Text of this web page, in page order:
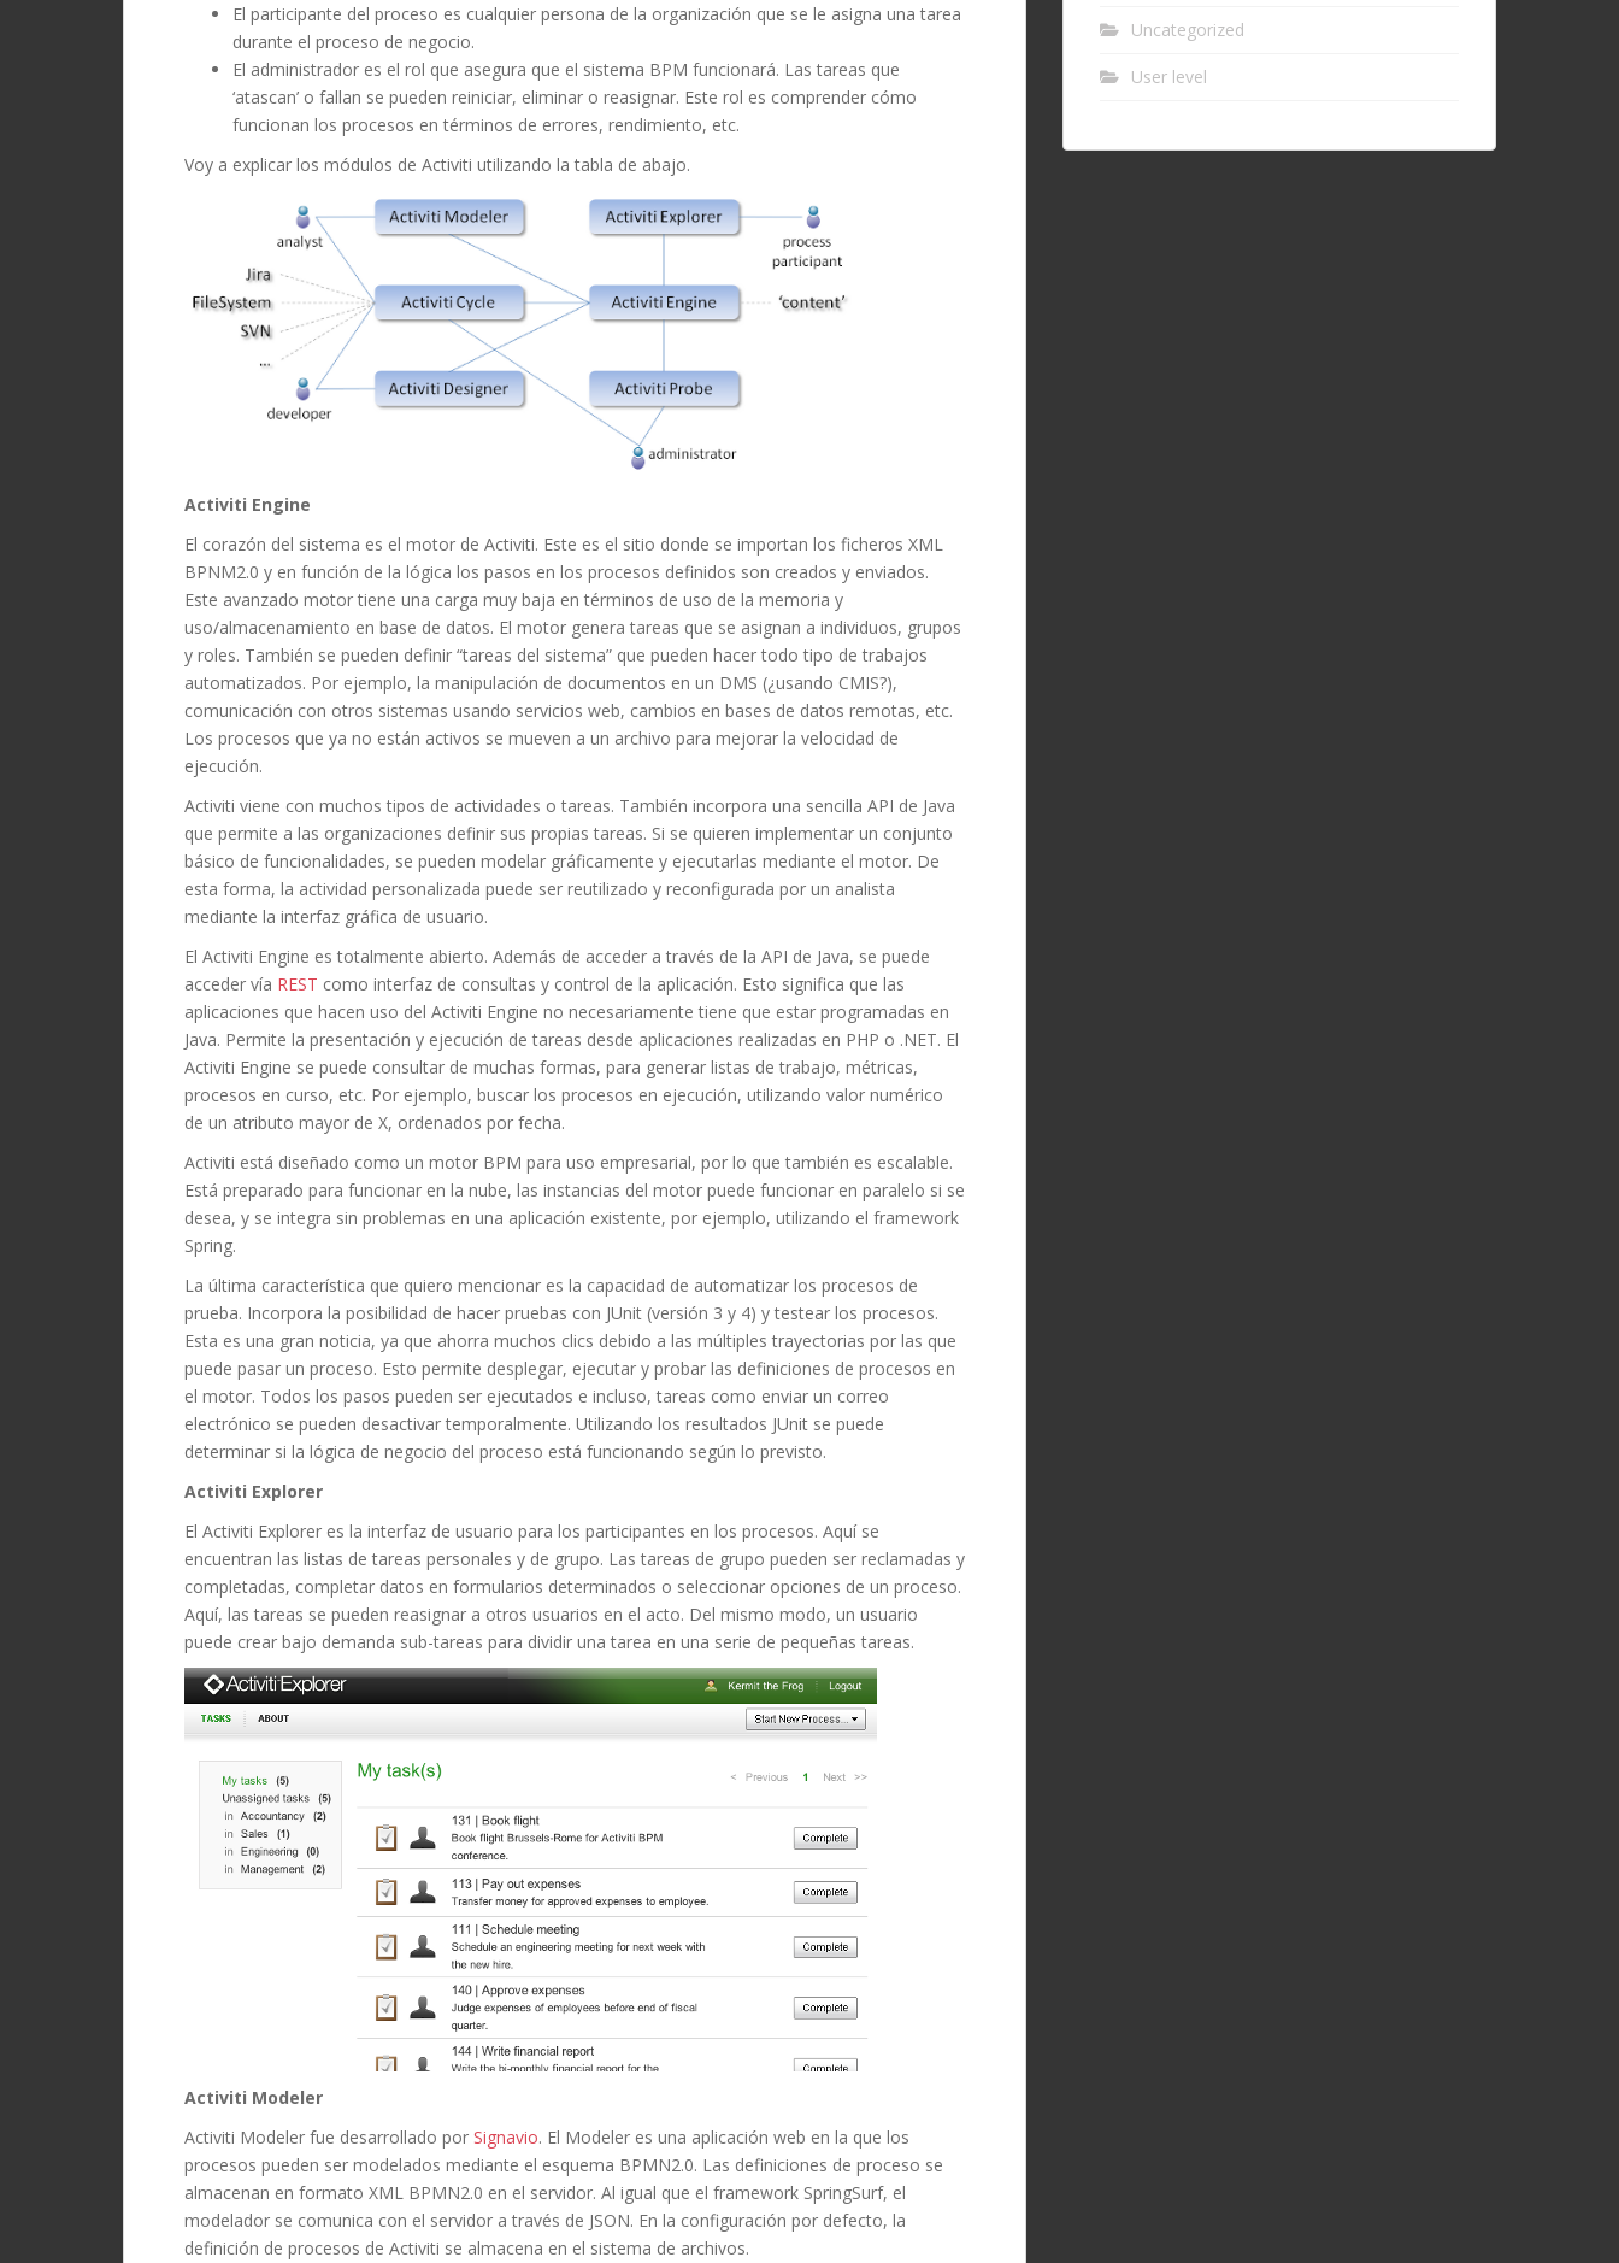
El participante del proceso es cualquier persona de la organización que se le asigna una tarea
durante el proceso de negocio.
El administrador es el rol que asegura que el sistema BPM funcionará. Las tareas que
‘atascan’ o fallan se pueden reiniciar, eliminar o reasignar. Este rol es comprender cómo
funcionan los procesos en términos de errores, rendimiento, etc.
Voy a explicar los módulos de Activiti utilizando la tabla de abajo.
Activiti Engine
El corazón del sistema es el motor de Activiti. Este es el sitio donde se importan los ficheros XML
BPNM2.0 y en función de la lógica los pasos en los procesos definidos son creados y enviados.
Este avanzado motor tiene una carga muy baja en términos de uso de la memoria y
uso/almacenamiento en base de datos. El motor genera tareas que se asignan a individuos, grupos
y roles. También se pueden definir “tareas del sistema” que pueden hacer todo tipo de trabajos
automatizados. Por ejemplo, la manipulación de documentos en un DMS (¿usando CMIS?),
comunicación con otros sistemas usando servicios web, cambios en bases de datos remotas, etc.
Los procesos que ya no están activos se mueven a un archivo para mejorar la velocidad de
ejecución.
Activiti viene con muchos tipos de actividades o tareas. También incorpora una sencilla API de Java
que permite a las organizaciones definir sus propias tareas. Si se quieren implementar un conjunto
básico de funcionalidades, se pueden modelar gráficamente y ejecutarlas mediante el motor. De
esta forma, la actividad personalizada puede ser reutilizado y reconfigurada por un analista
mediante la interfaz gráfica de usuario.
El Activiti Engine es totalmente abierto. Además de acceder a través de la API de Java, se puede
acceder vía REST como interfaz de consultas y control de la aplicación. Esto significa que las
aplicaciones que hacen uso del Activiti Engine no necesariamente tiene que estar programadas en
Java. Permite la presentación y ejecución de tareas desde aplicaciones realizadas en PHP o .NET. El
Activiti Engine se puede consultar de muchas formas, para generar listas de trabajo, métricas,
procesos en curso, etc. Por ejemplo, buscar los procesos en ejecución, utilizando valor numérico
de un atributo mayor de X, ordenados por fecha.
Activiti está diseñado como un motor BPM para uso empresarial, por lo que también es escalable.
Está preparado para funcionar en la nube, las instancias del motor puede funcionar en paralelo si se
desea, y se integra sin problemas en una aplicación existente, por ejemplo, utilizando el framework
Spring.
La última característica que quiero mencionar es la capacidad de automatizar los procesos de
prueba. Incorpora la posibilidad de hacer pruebas con JUnit (versión 3 y 4) y testear los procesos.
Esta es una gran noticia, ya que ahorra muchos clics debido a las múltiples trayectorias por las que
puede pasar un proceso. Esto permite desplegar, ejecutar y probar las definiciones de procesos en
el motor. Todos los pasos pueden ser ejecutados e incluso, tareas como enviar un correo
electrónico se pueden desactivar temporalmente. Utilizando los resultados JUnit se puede
determinar si la lógica de negocio del proceso está funcionando según lo previsto.
Activiti Explorer
El Activiti Explorer es la interfaz de usuario para los participantes en los procesos. Aquí se
encuentran las listas de tareas personales y de grupo. Las tareas de grupo pueden ser reclamadas y
completadas, completar datos en formularios determinados o seleccionar opciones de un proceso.
Aquí, las tareas se pueden reasignar a otros usuarios en el acto. Del mismo modo, un usuario
puede crear bajo demanda sub-tareas para dividir una tarea en una serie de pequeñas tareas.
Activiti Modeler
Activiti Modeler fue desarrollado por Signavio. El Modeler es una aplicación web en la que los
procesos pueden ser modelados mediante el esquema BPMN2.0. Las definiciones de proceso se
almacenan en formato XML BPMN2.0 en el servidor. Al igual que el framework SpringSurf, el
modelador se comunica con el servidor a través de JSON. En la configuración por defecto, la
definición de procesos de Activiti se almacena en el sistema de archivos.
Uncategorized
User level